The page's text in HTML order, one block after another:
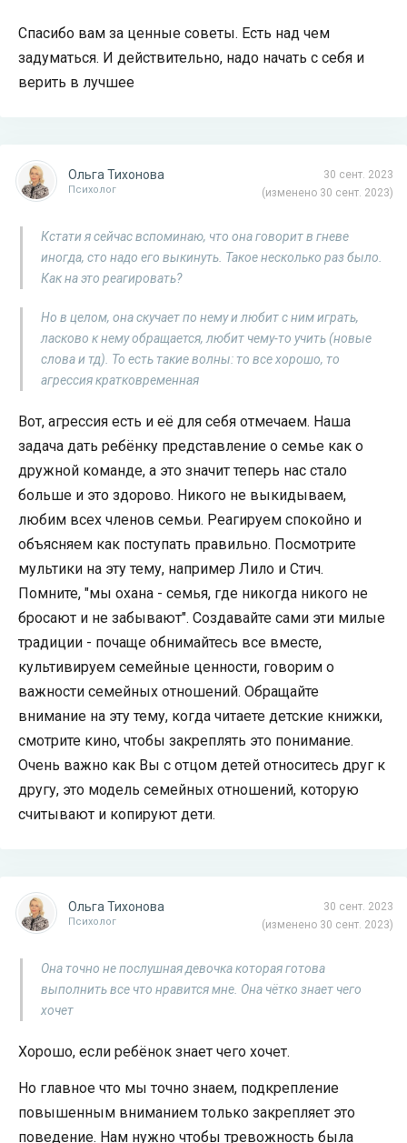
Спасибо вам за ценные советы. Есть над чем
задуматься. И действительно, надо начать с себя и
верить в лучшее
30 сент. 2023
(изменено 30 сент. 2023)
Ольга Тихонова
Психолог
Кстати я сейчас вспоминаю, что она говорит в гневе
иногда, сто надо его выкинуть. Такое несколько раз было.
Как на это реагировать?
Но в целом, она скучает по нему и любит с ним играть,
ласково к нему обращается, любит чему-то учить (новые
слова и тд). То есть такие волны: то все хорошо, то
агрессия кратковременная
Вот, агрессия есть и её для себя отмечаем. Наша
задача дать ребёнку представление о семье как о
дружной команде, а это значит теперь нас стало
больше и это здорово. Никого не выкидываем,
любим всех членов семьи. Реагируем спокойно и
объясняем как поступать правильно. Посмотрите
мультики на эту тему, например Лило и Стич.
Помните, "мы охана - семья, где никогда никого не
бросают и не забывают". Создавайте сами эти милые
традиции - почаще обнимайтесь все вместе,
культивируем семейные ценности, говорим о
важности семейных отношений. Обращайте
внимание на эту тему, когда читаете детские книжки,
смотрите кино, чтобы закреплять это понимание.
Очень важно как Вы с отцом детей относитесь друг к
другу, это модель семейных отношений, которую
считывают и копируют дети.
30 сент. 2023
(изменено 30 сент. 2023)
Ольга Тихонова
Психолог
Она точно не послушная девочка которая готова
выполнить все что нравится мне. Она чётко знает чего
хочет
Хорошо, если ребёнок знает чего хочет.
Но главное что мы точно знаем, подкрепление
повышенным вниманием только закрепляет это
поведение. Нам нужно чтобы тревожность была